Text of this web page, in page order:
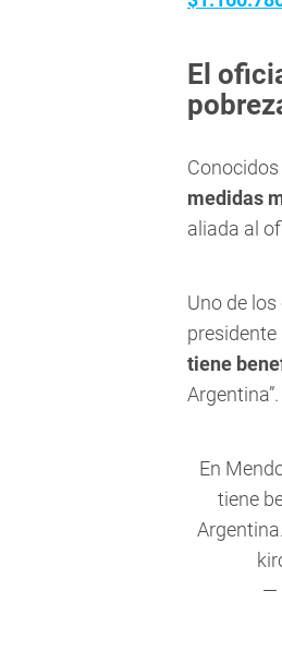
El
medidas
aliada al
Uno de
tiene
Argentina”.
En
tiene
—